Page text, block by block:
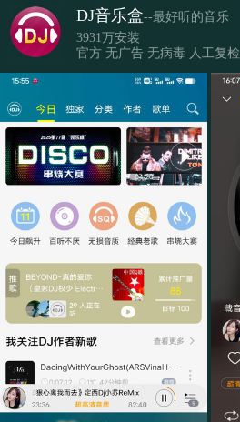
DJ音乐盒--最好听的音乐
3931万安装
官方 无广告 无病毒 人工复检